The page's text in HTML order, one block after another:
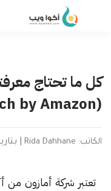
كل ما تحتاج
(Merch by Amazon)
الكاتب: Rida Dahhane بتاريخ:
تعتبر شركة أمازون من